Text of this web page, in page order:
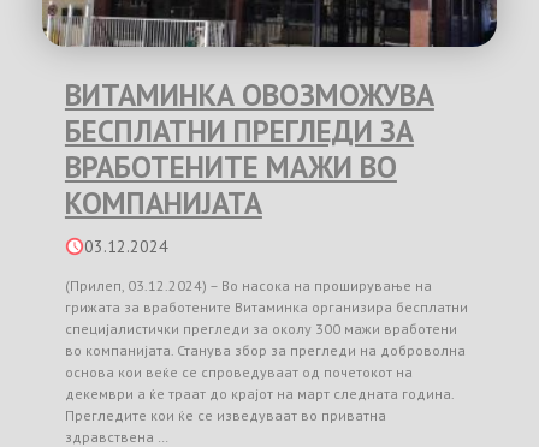
ВИТАМИНКА ОВОЗМОЖУВА
БЕСПЛАТНИ ПРЕГЛЕДИ ЗА
ВРАБОТЕНИТЕ МАЖИ ВО
КОМПАНИЈАТА
03.12.2024
(Прилеп, 03.12.2024) – Во насока на проширување на
грижата за вработените Витаминка организира бесплатни
специјалистички прегледи за околу 300 мажи вработени
во компанијата. Станува збор за прегледи на доброволна
основа кои веќе се спроведуваат од почетокот на
декември а ќе траат до крајот на март следната година.
Прегледите кои ќе се изведуваат во приватна
здравствена …